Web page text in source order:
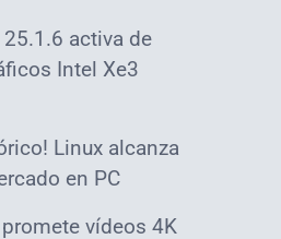
activa de
Intel Xe3
Linux alcanza
en PC
vídeos 4K